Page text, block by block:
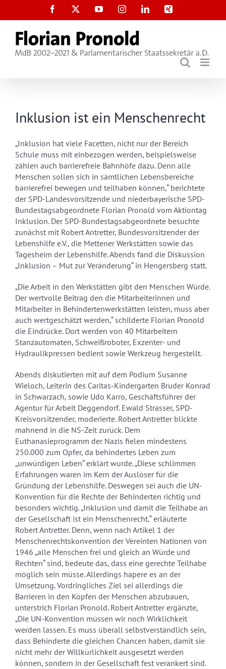
Facebook YouTubeInstagramLinkedInXing
Inklusion ist ein Menschenrecht
„Inklusion hat viele Facetten, nicht nur der Bereich
Schule muss mit einbezogen werden, beispielsweise
zählen auch barrierefreie Bahnhöfe dazu. Denn alle
Menschen sollen sich in sämtlichen Lebensbereiche
barrierefrei bewegen und teilhaben können,“ berichtete
der SPD-Landesvorsitzende und niederbayerische SPD-
Bundestagsabgeordnete Florian Pronold vom Aktiontag
Inklusion. Der SPD-Bundestagsabgeordnete besuchte
zunächst mit Robert Antretter, Bundesvorsitzender der
Lebenshilfe e.V., die Mettener Werkstätten sowie das
Tagesheim der Lebenshilfe. Abends fand die Diskussion
„Inklusion – Mut zur Veränderung“ in Hengersberg statt.
„Die Arbeit in den Werkstätten gibt den Menschen Würde.
Der wertvolle Beitrag den die Mitarbeiterinnen und
Mitarbeiter in Behindertenwerkstätten leisten, muss aber
auch wertgeschätzt werden,“ schilderte Florian Pronold
die Eindrücke. Dort werden von 40 Mitarbeitern
Stanzautomaten, Schweißroboter, Exzenter- und
Hydraulikpressen bedient sowie Werkzeug hergestellt.
Abends diskutierten mit auf dem Podium Susanne
Wieloch, Leiterin des Caritas-Kindergarten Bruder Konrad
in Schwarzach, sowie Udo Karro, Geschäftsführer der
Agentur für Arbeit Deggendorf. Ewald Strasser, SPD-
Kreisvorsitzender, moderierte. Robert Antretter blickte
mahnend in die NS-Zeit zurück. Dem
Euthanasieprogramm der Nazis fielen mindestens
250.000 zum Opfer, da behindertes Leben zum
„unwürdigen Leben“ erklärt wurde. „Diese schlimmen
Erfahrungen waren im Kern der Auslöser für die
Gründung der Lebenshilfe. Deswegen sei auch die UN-
Konvention für die Rechte der Behinderten richtig und
besonders wichtig. „Inklusion und damit die Teilhabe an
der Gesellschaft ist ein Menschenrecht,“ erläuterte
Robert Antretter. Denn, wenn nach Artikel 1 der
Menschenrechtskonvention der Vereinten Nationen von
1946 „alle Menschen frei und gleich an Würde und
Rechten“ sind, bedeute das, dass eine gerechte Teilhabe
möglich sein müsse. Allerdings hapere es an der
Umsetzung. Vordringliches Ziel sei allerdings die
Barrieren in den Köpfen der Menschen abzubauen,
unterstrich Florian Pronold. Robert Antretter ergänzte,
„Die UN-Konvention müssen wir noch Wirklichkeit
werden lassen. Es muss überall selbstverständlich sein,
dass Behinderte die gleichen Chancen haben, damit sie
nicht mehr der Willkürlichkeit ausgesetzt werden
können, sondern in der Gesellschaft fest verankert sind.